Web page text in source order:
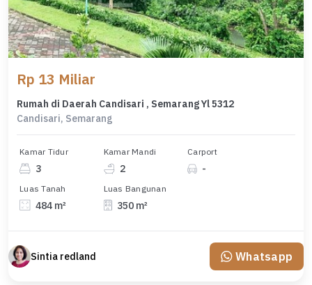
Rp 13 Miliar
Rumah di Daerah Candisari , Semarang Yl 5312
Candisari, Semarang
Kamar Tidur
3
Kamar Mandi
2
Carport
-
Luas Tanah
484 m²
Luas Bangunan
350 m²
Sintia redland Whatsapp